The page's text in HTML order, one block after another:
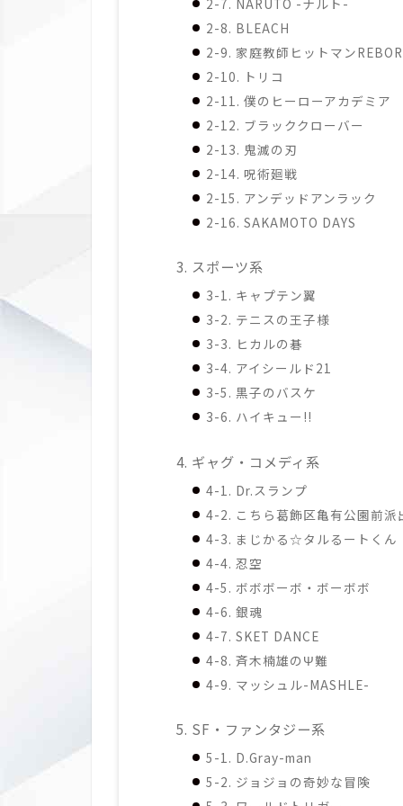
2-8. BLEACH
2-9. 家庭教師ヒットマン
2-10. トリコ
2-11. 僕のヒーローアカデミア
2-12. ブラッククローバー
2-13. 鬼滅の刃
2-14. 呪術廻戦
2-15. アンデッドアンラック
2-16. SAKAMOTO DAYS
3. スポーツ系
3-1. キャプテン翼
3-2. テニスの王子様
3-3. ヒカルの碁
3-4. アイシールド21
3-5. 黒子のバスケ
3-6. ハイキュー!!
4. ギャグ・コメディ系
4-1. Dr.スランプ
4-2. こちら葛飾区亀有公園前派
4-3. まじかる☆タルるートくん
4-4. 忍空
4-5. ボボボーボ・ボーボボ
4-6. 銀魂
4-7. SKET DANCE
4-8. 斉木楠雄のΨ難
4-9. マッシュル-MASHLE-
5. SF・ファンタジー系
5-1. D.Gray-man
5-2. ジョジョの奇妙な冒険